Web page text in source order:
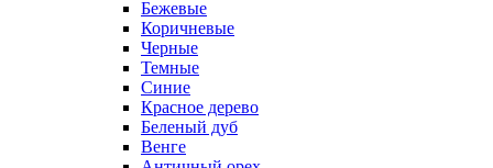
Бежевые
Коричневые
Черные
Темные
Синие
Красное дерево
Беленый дуб
Венге